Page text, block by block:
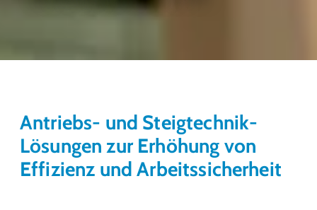
Antriebs- und Steigtechnik-
Lösungen zur Erhöhung von
Effizienz und Arbeitssicherheit